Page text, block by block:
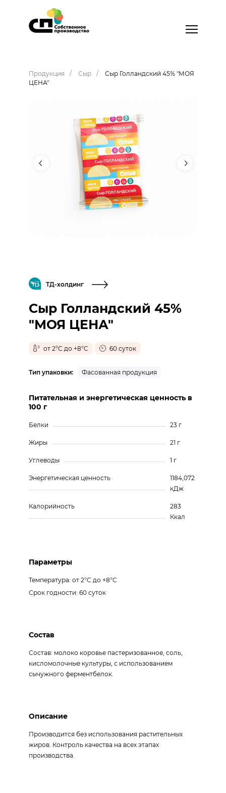
Продукция Сыр
Сыр Голландский 45% "МОЯ
ЦЕНА"
ТД-холдинг
Сыр Голландский 45%
"МОЯ ЦЕНА"
от 2°С до +8°С 60 суток
Тип упаковки: Фасованная продукция
Питательная и энергетическая ценность в
100 г
Белки 23 г
Жиры 21 г
Углеводы 1 г
Энергетическая ценность
1184,072
кДж
Калорийность
283
Ккал
Параметры
Температура: от 2°С до +8°С
Срок годности: 60 суток
Состав
Состав: молоко коровье пастеризованное, соль,
кисломолочные культуры, с использованием
сычужного ферментбелок.
Описание
Производится без использования растительных
жиров. Контроль качества на всех этапах
производства.